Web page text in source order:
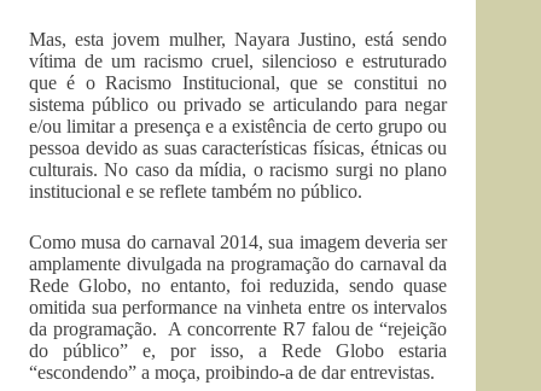
Mas, esta jovem mulher, Nayara Justino, está sendo
vítima de um racismo cruel, silencioso e estruturado
que é o Racismo Institucional, que se constitui no
sistema público ou privado se articulando para negar
e/ou limitar a presença e a existência de certo grupo ou
pessoa devido as suas características físicas, étnicas ou
culturais. No caso da mídia, o racismo surgi no plano
institucional e se reflete também no público.
Como musa do carnaval 2014, sua imagem deveria ser
amplamente divulgada na programação do carnaval da
Rede Globo, no entanto, foi reduzida, sendo quase
omitida sua performance na vinheta entre os intervalos
da programação. A concorrente R7 falou de “rejeição
do público” e, por isso, a Rede Globo estaria
“escondendo” a moça, proibindo-a de dar entrevistas.